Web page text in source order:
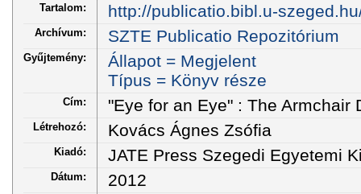
Tartalom: http://publicatio.bibl.u-
Archívum: SZTE Publicatio Repozitórium
Gyűjtemény:
Állapot = Megjelent
Típus = Könyv része
Cím: "Eye for an Eye" : The Armchair
Létrehozó: Kovács Ágnes Zsófia
Kiadó: JATE Press Szegedi Egyetemi
Dátum: 2012